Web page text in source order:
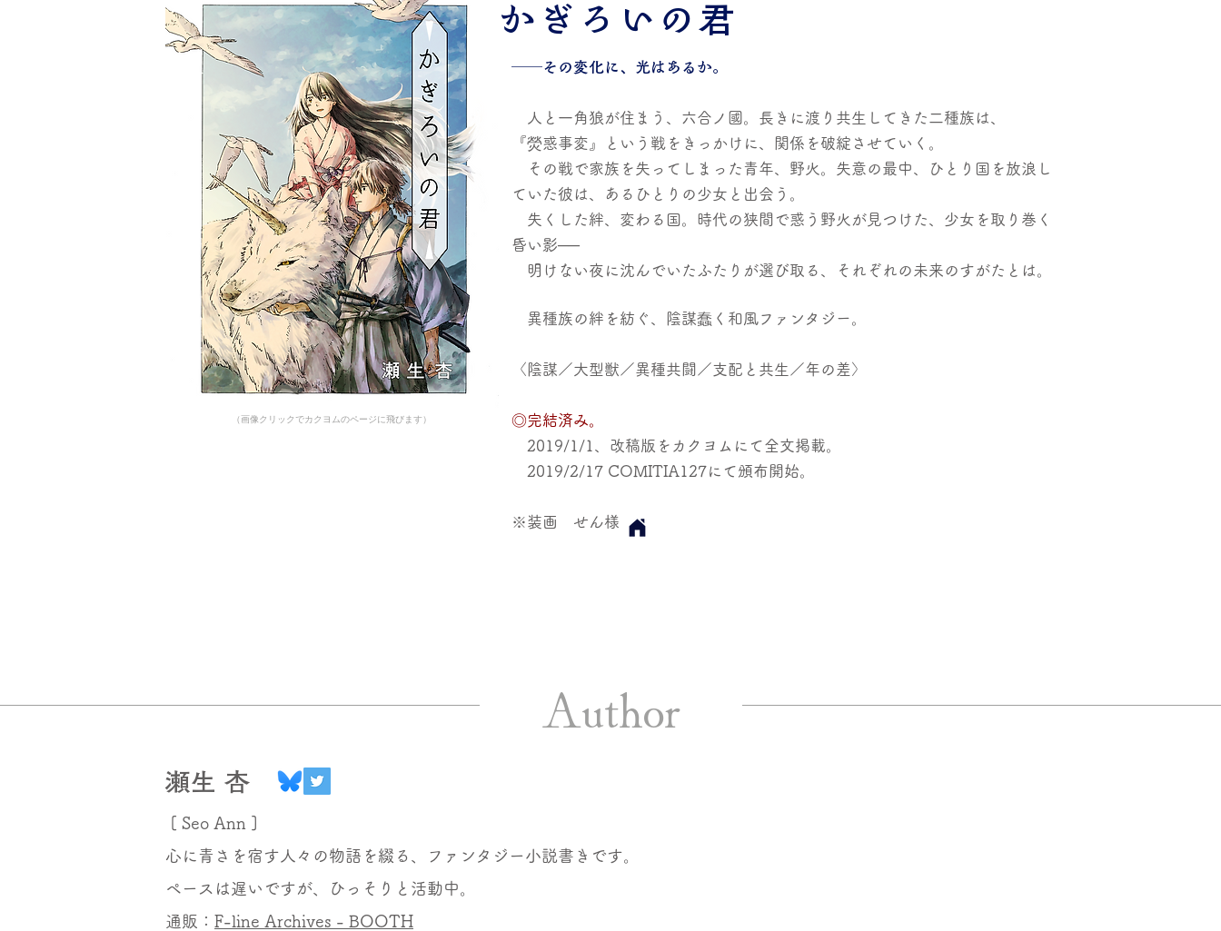
​（画像クリックでカクヨムのページに飛びます）
​かぎろいの君
──その変化に、光はあるか。
人と一角狼が住まう、六合ノ國。長きに渡り共生してきた二種族は、
『熒惑事変』という戦をきっかけに、関係を破綻させていく。
その戦で家族を失ってしまった青年、野火。失意の最中、ひとり国を放浪し
ていた彼は、あるひとりの少女と出会う。
失くした絆、変わる国。時代の狭間で惑う野火が見つけた、少女を取り巻く
昏い影──
​ 明けない夜に沈んでいたふたりが選び取る、それぞれの未来のすがたとは。
​ 異種族の絆を紡ぐ、陰謀蠢く和風ファンタジー。
〈陰謀／大型獣／異種共闘／支配と共生／年の差〉
◎完結済み。
2019/1/1、改稿版をカクヨムにて全文掲載。
2019/2/17 COMITIA127にて頒布開始。
※装画 せん様
Author
​瀬生 杏
[ Seo Ann ]
心に青さを宿す人々の物語を綴る、ファンタジー小説書きです。
ペースは遅いですが、ひっそりと活動中。
​通販： F-line Archives - BOOTH